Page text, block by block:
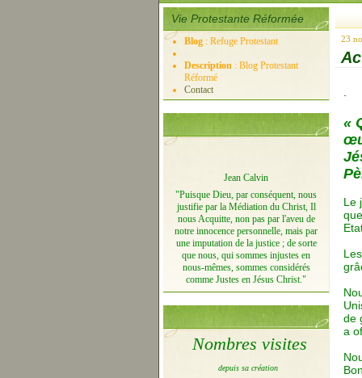
Vie Protestante Réformée
Blog : Refuge Protestant
Description : Blog Protestant
Réformé
Contact
Jean Calvin
"Puisque Dieu, par conséquent, nous
justifie par la Médiation du Christ, Il
nous Acquitte, non pas par l'aveu de
notre innocence personnelle, mais par
une imputation de la justice ; de sorte
que nous, qui sommes injustes en
nous-mêmes, sommes considérés
comme Justes en Jésus Christ."
Nombres visites
depuis sa création
23
.
«
Le
de
a